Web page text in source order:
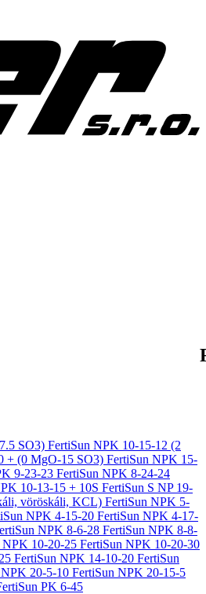
SO3) FertiSun NPK 10-15-12 (2
+ (0 MgO-15 SO3) FertiSun NPK 15-
9-23-23 FertiSun NPK 8-24-24
10-13-15 + 10S FertiSun S NP 19-
vöröskáli, KCL) FertiSun NPK 5-
NPK 4-15-20 FertiSun NPK 4-17-
NPK 8-6-28 FertiSun NPK 8-8-
NPK 10-20-25 FertiSun NPK 10-20-30
FertiSun NPK 14-10-20 FertiSun
20-5-10 FertiSun NPK 20-15-5
PK 6-45